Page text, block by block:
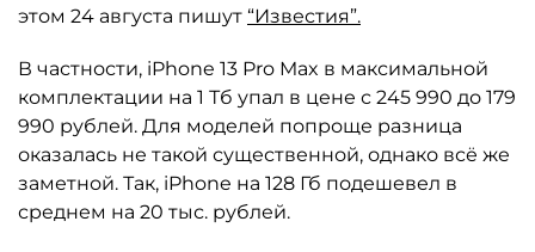
этом 24 августа пишут “Известия”.
В частности, iPhone 13 Pro Max в максимальной
комплектации на 1 Тб упал в цене с 245 990 до 179
990 рублей. Для моделей попроще разница
оказалась не такой существенной, однако всё же
заметной. Так, iPhone на 128 Гб подешевел в
среднем на 20 тыс. рублей.